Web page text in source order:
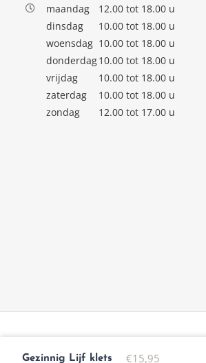
Gezinnig Lijf klets €15,95
maandag
12.00 tot 18.00 u
dinsdag
10.00 tot 18.00 u
woensdag 10.00 tot 18.00 u
donderdag10.00 tot 18.00 u
vrijdag
10.00 tot 18.00 u
zaterdag
10.00 tot 18.00 u
zondag
12.00 tot 17.00 u